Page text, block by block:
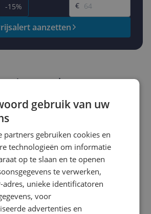
-15%
€
aanzetten
geschreven
bezit en wil je graag je mening
met het schrijven van je
de details duurt het schrijven
tussen de 3 en 10 minuten.
je andere bezoekers een betere
je iedere maand kans op
de actievoorwaarden.
gebruik van uw
partners gebruiken cookies en
technologieën om informatie
op te slaan en te openen
te verwerken,
adres, unieke identificatoren
voor
advertenties en